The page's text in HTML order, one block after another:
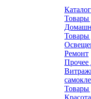
Товары
Товары
Ремонт
Прочее
Товары